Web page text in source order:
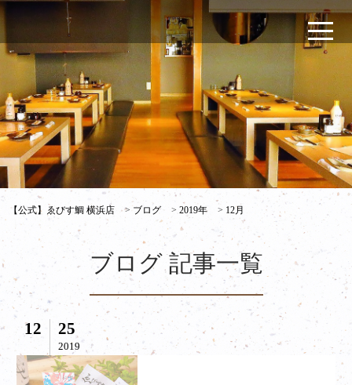
【公式】ゑびす鯛 横浜店 > ブログ >2019年 > 12月
ブログ 記事一覧
12 25
2019